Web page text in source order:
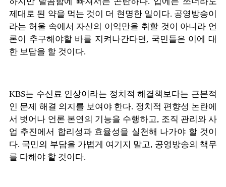
제대로 된 약을 먹는 것이 더 현명한 일이다. 공영방송이
라는 허울 속에서 자신의 이익만을 취할 것이 아니라 언
론이 추구해야할 바를 지켜나간다면, 국민들은 이에 대
한 보답을 할 것이다.
KBS는 수신료 인상이라는 정치적 해결책보다는 근본적
인 문제 해결 의지를 보여야 한다. 정치적 편향성 논란에
서 벗어나 언론 본연의 기능을 수행하고, 조직 관리와 사
업 추진에서 합리성과 효율성을 실천해 나가야 할 것이
다. 국민의 부담을 가볍게 여기지 말고, 공영방송의 책무
를 다해야 할 것이다.